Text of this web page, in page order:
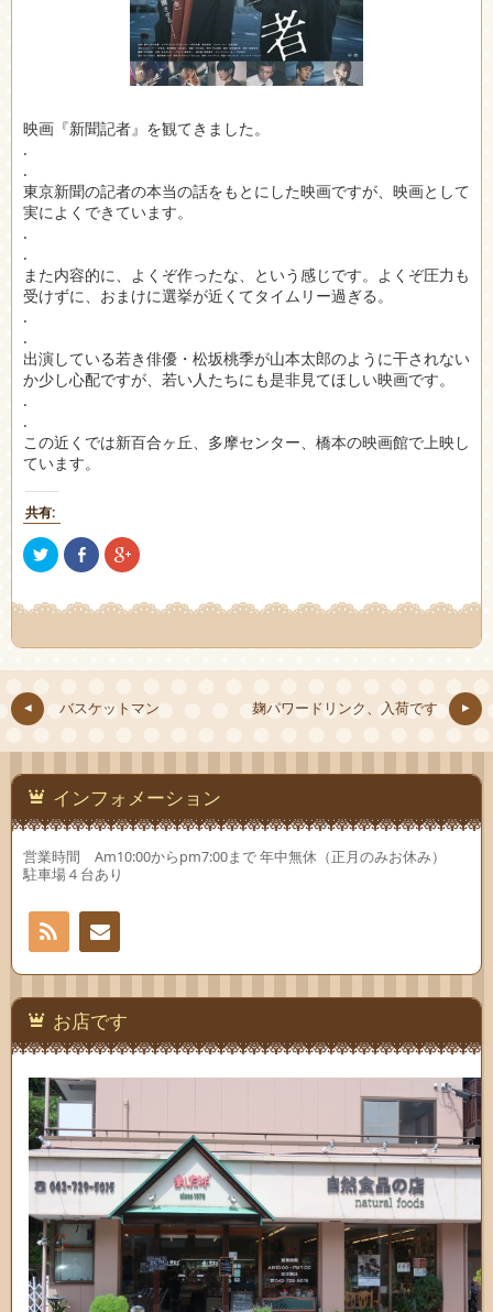
映画『新聞記者』を観てきました。
.
.
東京新聞の記者の本当の話をもとにした映画ですが、映画として
実によくできています。
.
.
また内容的に、よくぞ作ったな、という感じです。よくぞ圧力も
受けずに、おまけに選挙が近くてタイムリー過ぎる。
.
.
出演している若き俳優・松坂桃季が山本太郎のように干されない
か少し心配ですが、若い人たちにも是非見てほしい映画です。
.
.
この近くでは新百合ヶ丘、多摩センター、橋本の映画館で上映し
ています。
共有:
ク
リ
し
て
で
い
ン
ウ
で
開
き
ま
Facebook
で
(新
し
ウ
ン
ウ
で
ま
ク
リ
し
て
で
有
い
ン
ウ
で
開
き
ま
バスケットマン 麹パワードリンク、入荷です
インフォメーション
営業時間 Am10:00からpm7:00まで 年中無休（正月のみお休み）
駐車場４台あり
お問
い合
わせ
お店です